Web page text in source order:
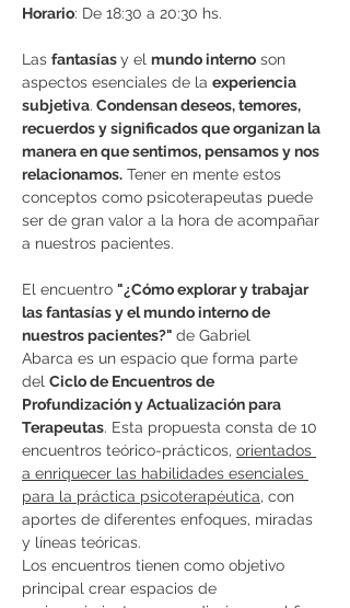
Horario: De 18:30 a 20:30 hs.
Las fantasías y el mundo interno son
aspectos esenciales de la experiencia
subjetiva. Condensan deseos, temores,
recuerdos y significados que organizan la
manera en que sentimos, pensamos y nos
relacionamos. Tener en mente estos
conceptos como psicoterapeutas puede
ser de gran valor a la hora de acompañar
a nuestros pacientes.
El encuentro "¿Cómo explorar y trabajar
las fantasías y el mundo interno de
nuestros pacientes?" de Gabriel
Abarca es un espacio que forma parte
del Ciclo de Encuentros de
Profundización y Actualización para
Terapeutas. Esta propuesta consta de 10
encuentros teórico-prácticos, orientados
a enriquecer las habilidades esenciales
para la práctica psicoterapéutica, con
aportes de diferentes enfoques, miradas
y líneas teóricas.
Los encuentros tienen como objetivo
principal crear espacios de